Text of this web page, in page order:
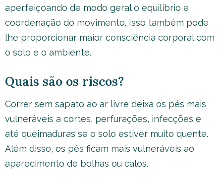
aperfeiçoando de modo geral o equilíbrio e
coordenação do movimento. Isso também pode
lhe proporcionar maior consciência corporal com
o solo e o ambiente.
Quais são os riscos?
Correr sem sapato ao ar livre deixa os pés mais
vulneráveis a cortes, perfurações, infecções e
até queimaduras se o solo estiver muito quente.
Além disso, os pés ficam mais vulneráveis ao
aparecimento de bolhas ou calos.